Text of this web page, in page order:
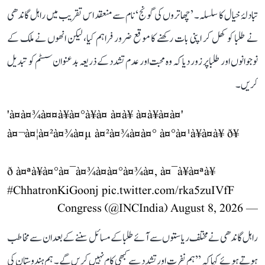
تبادلۂ خیال کا سلسلہ۔ ’چھاتروں کی گونج‘ نام سے منعقد اس تقریب میں راہل گاندھی
نے طلبا کو کھل کر اپنی بات رکھنے کا موقع ضرور فراہم کیا، لیکن انھوں نے ملک کے
نوجوانوں اور طلبا پر زور دیا کہ وہ محبت اور عدم تشدد کے ذریعہ بدعنوان سسٹم کو تبدیل
کریں۔
'à¤à¤¾à¤¤à¥à¤°à¥à¤ à¤à¥ à¤à¥à¤à¤'
à¤¬à¤¦à¤²à¤¾à¤µ à¤²à¤¾à¤à¤° à¤°à¤¹à¥à¤à¥ ð¥
ð à¤ªà¥à¤°à¤¯à¤¾à¤à¤°à¤¾à¤, à¤¯à¥à¤ªà¥
#ChhatronKiGoonj pic.twitter.com/rka5zuIVfF
— Congress (@INCIndia)
August 8, 2026
راہل گاندھی نے مختلف ریاستوں سے آئے طلبا کے مسائل سننے کے بعد ان سے مخاطب
ہوتے ہوئے کہا کہ ’’ہم نفرت اور تشدد سے کبھی کام نہیں کریں گے۔ ہم ہندوستان کی